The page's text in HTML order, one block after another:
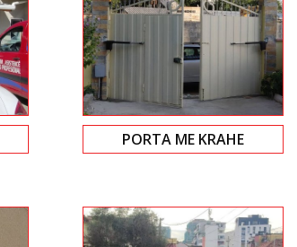
PORTA ME KRAHE